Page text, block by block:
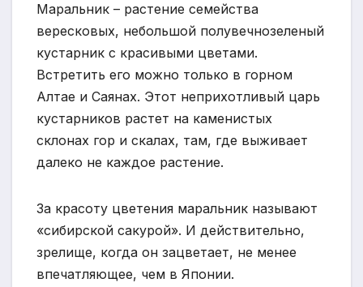
Маральник – растение семейства
вересковых, небольшой полувечнозеленый
кустарник с красивыми цветами.
Встретить его можно только в горном
Алтае и Саянах. Этот неприхотливый царь
кустарников растет на каменистых
склонах гор и скалах, там, где выживает
далеко не каждое растение.
За красоту цветения маральник называют
«сибирской сакурой». И действительно,
зрелище, когда он зацветает, не менее
впечатляющее, чем в Японии.